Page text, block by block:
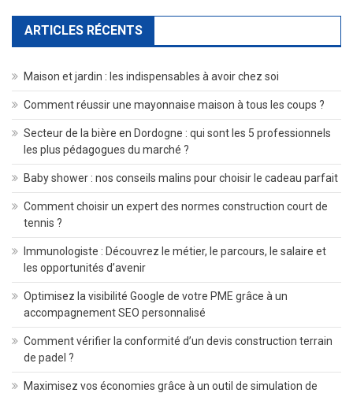
ARTICLES RÉCENTS
Maison et jardin : les indispensables à avoir chez soi
Comment réussir une mayonnaise maison à tous les coups ?
Secteur de la bière en Dordogne : qui sont les 5 professionnels
les plus pédagogues du marché ?
Baby shower : nos conseils malins pour choisir le cadeau parfait
Comment choisir un expert des normes construction court de
tennis ?
Immunologiste : Découvrez le métier, le parcours, le salaire et
les opportunités d’avenir
Optimisez la visibilité Google de votre PME grâce à un
accompagnement SEO personnalisé
Comment vérifier la conformité d’un devis construction terrain
de padel ?
Maximisez vos économies grâce à un outil de simulation de